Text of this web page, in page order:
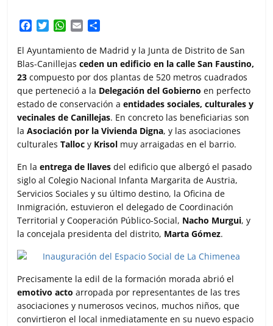
c
e
b
o
o
k
i
t
t
e
r
W
a
t
s
A
p
a
i
l
m
p
a
r
t
i
r
El Ayuntamiento de Madrid y la Junta de Distrito de San
Blas-Canillejasceden un edificio en la calle San Faustino,
23 compuesto por dos plantas de 520 metros cuadrados
que perteneció a la Delegación del Gobierno en perfecto
estado de conservación aentidades sociales, culturales y
vecinales de Canillejas. En concreto las beneficiarias son
laAsociación por la Vivienda Digna, y las asociaciones
culturalesTallocy Krisol muy arraigadas en el barrio.
En laentrega de llaves del edificio que albergó el pasado
siglo al Colegio Nacional Infanta Margarita de Austria,
Servicios Sociales y su último destino, la Oficina de
Inmigración, estuvieron el delegado de Coordinación
Territorial y Cooperación Público-Social, Nacho Murgui, y
la concejala presidenta del distrito, Marta Gómez.
Precisamente la edil de la formación morada abrió el
emotivo acto arropada por representantes de las tres
asociaciones y numerosos vecinos, muchos niños, que
convirtieron el local inmediatamente en su nuevo espacio